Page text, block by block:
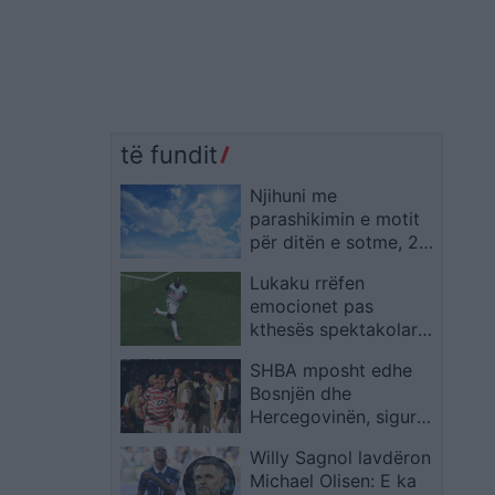
të fundit
Njihuni me
parashikimin e motit
për ditën e sotme, 2
Lukaku rrëfen
emocionet pas
kthesës spektakolare,
penalltinë vendimtare
SHBA mposht edhe
Bosnjën dhe
Hercegovinën, siguron
finales të Kupës së
Botës
Willy Sagnol lavdëron
Michael Olisen: E ka